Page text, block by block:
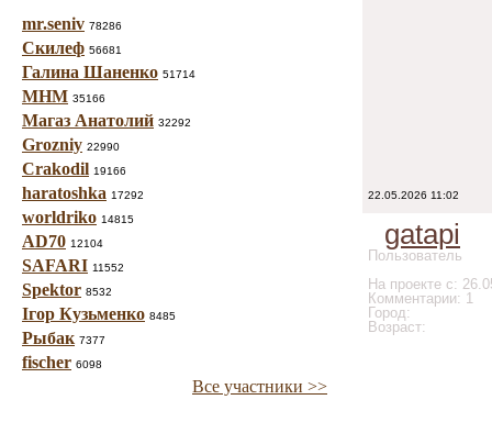
mr.seniv 78286
Скилеф 56681
Галина Шаненко 51714
МНМ 35166
Магаз Анатолий 32292
Grozniy 22990
Crakodil 19166
haratoshka 17292
worldriko 14815
AD70 12104
SAFARI 11552
Spektor 8532
Ігор Кузьменко 8485
Рыбак 7377
fischer 6098
Все участники >>
22.05.2026 11:02
gatapi
Пользователь
На проекте с:
Комментарии: 1
Город:
Возраст: